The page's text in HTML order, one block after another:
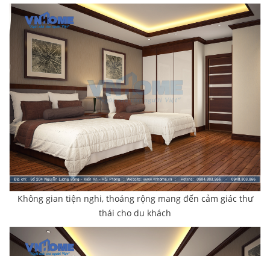
Không gian tiện nghi, thoáng rộng mang đến cảm giác thư
thái cho du khách